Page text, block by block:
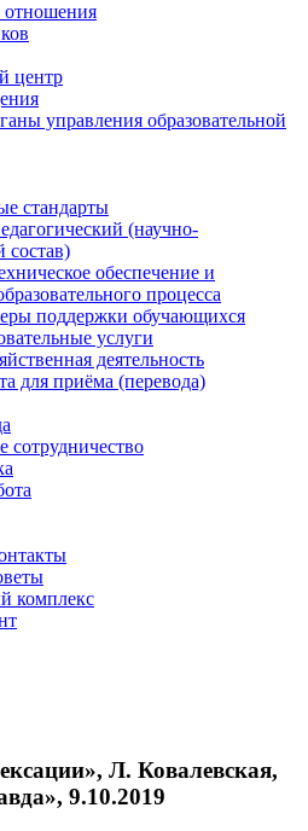
отношения
центр
управления образовательной
стандарты
(научно-
состав)
обеспечение и
процесса
поддержки обучающихся
услуги
деятельность
для приёма (перевода)
комплекс
Л. Ковалевская,
9.10.2019